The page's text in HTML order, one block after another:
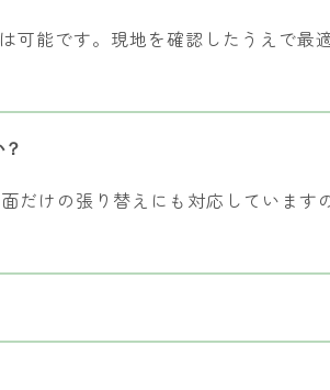
可能です。現地を確認したうえで最
けの張り替えにも対応していますの